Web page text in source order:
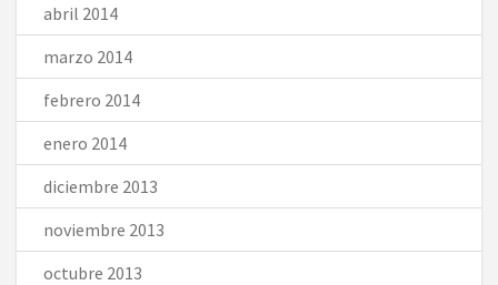
abril 2014
marzo 2014
febrero 2014
enero 2014
diciembre 2013
noviembre 2013
octubre 2013